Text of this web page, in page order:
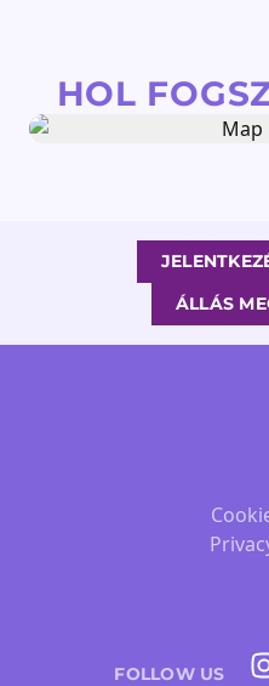
HOL
ÁLLÁS
FOLLOW US